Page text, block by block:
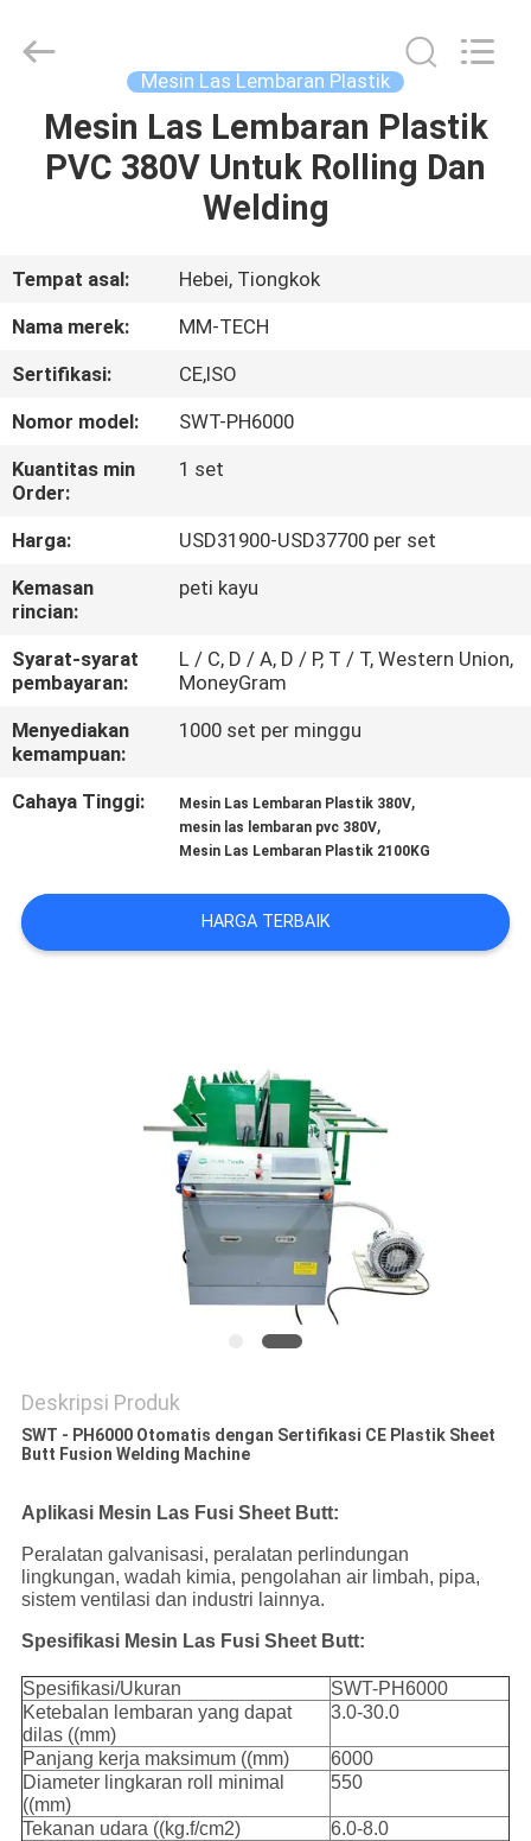
RUMAH
TENTANG
KAMI
TUR
PABRIK
KONTROL
KUALITAS
HUBUNGI
KAMI
BLOG
PERMINTAAN
PENAWARAN
SITEMAP
Mingmai
Technology
Reserved.
Mesin Las Lembaran Plastik
Mesin Las Lembaran Plastik
PVC 380V Untuk Rolling Dan
Welding
Tempat asal:
Hebei, Tiongkok
Nama merek:
MM-TECH
Sertifikasi:
CE,ISO
Nomor model:
SWT-PH6000
Kuantitas min
Order:
1 set
Harga:
USD31900-USD37700 per set
Kemasan
rincian:
peti kayu
Syarat-syarat
pembayaran:
L / C, D / A, D / P, T / T, Western Union,
MoneyGram
Menyediakan
kemampuan:
1000 set per minggu
Cahaya Tinggi: Mesin Las Lembaran Plastik 380V,
mesin las lembaran pvc 380V,
Mesin Las Lembaran Plastik 2100KG
HARGA TERBAIK
Deskripsi Produk
SWT - PH6000 Otomatis dengan Sertifikasi CE Plastik Sheet
Butt Fusion Welding Machine
Aplikasi Mesin Las Fusi Sheet Butt:
Peralatan galvanisasi, peralatan perlindungan
lingkungan, wadah kimia, pengolahan air limbah, pipa,
sistem ventilasi dan industri lainnya.
Spesifikasi Mesin Las Fusi Sheet Butt:
Spesifikasi/Ukuran
SWT-PH6000
Ketebalan lembaran yang dapat
dilas ((mm)
3.0-30.0
Panjang kerja maksimum ((mm)
6000
Diameter lingkaran roll minimal
((mm)
550
Tekanan udara ((kg.f/cm2)
6.0-8.0